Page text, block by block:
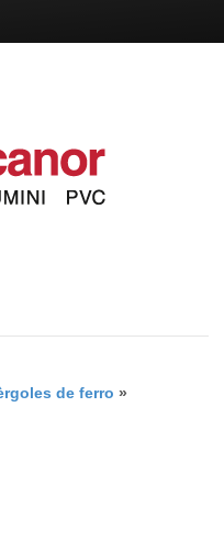
de ferro »